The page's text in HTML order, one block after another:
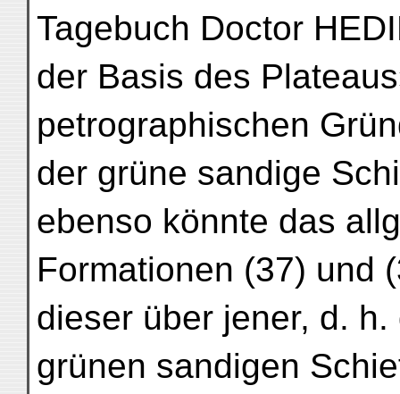
Tagebuch Doctor
der Basis des
petrographischen
der grüne sandige
ebenso könnte das
Formationen (37) und
dieser über jener, d.
grünen sandigen